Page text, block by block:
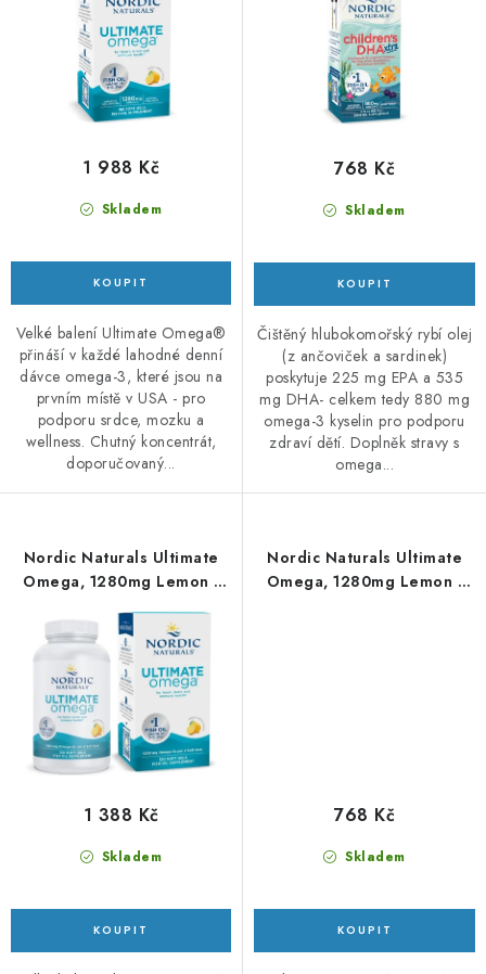
Skladem
1 988 Kč
Velké balení Ultimate Omega®
přináší v každé lahodné denní
dávce omega-3, které jsou na
prvním místě v USA - pro
podporu srdce, mozku a
wellness. Chutný koncentrát,
doporučovaný...
Skladem
768 Kč
Čištěný hlubokomořský rybí olej
(z ančoviček a sardinek)
poskytuje 225 mg EPA a 535
mg DHA- celkem tedy 880 mg
omega-3 kyselin pro podporu
zdraví dětí. Doplněk stravy s
omega...
Nordic Naturals Ultimate
Omega, 1280mg Lemon -
Skladem
1 388 Kč
Nordic Naturals Ultimate
Omega, 1280mg Lemon -
Skladem
768 Kč